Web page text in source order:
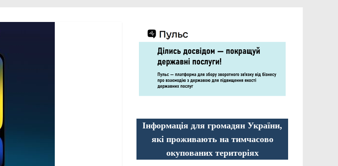
Інформація для громадян України,
які проживають на тимчасово
окупованих територіях